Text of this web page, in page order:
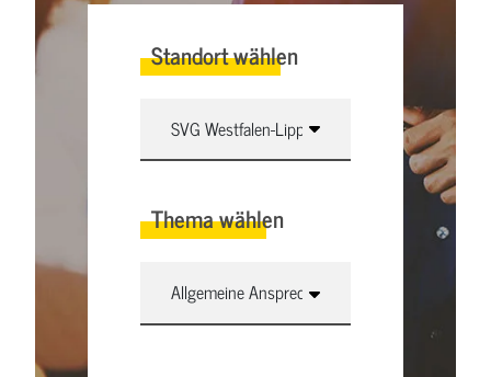
Standort wählen
Thema wählen